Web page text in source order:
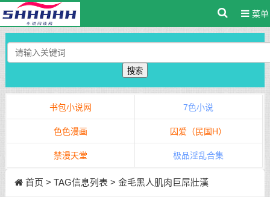
菜单
搜索
书包小说网 7色小说
色色漫画 囚爱（民国H）
禁漫天堂 极品淫乱合集
首页 > TAG信息列表 > 金毛黑人肌肉巨屌壯漢